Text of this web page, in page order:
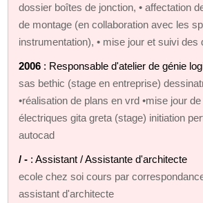
dossier boîtes de jonction, • affectation
de montage (en collaboration avec les
instrumentation), • mise jour et suivi
2006 : Responsable d'atelier de génie
sas bethic (stage en entreprise)
•réalisation de plans en vrd •mise jour
électriques gita greta (stage) initiation
autocad
/ - : Assistant / Assistante d'architecte
ecole chez soi cours par
assistant d'architecte